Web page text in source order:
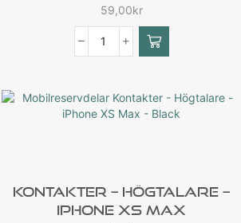
59,00kr
Kontakter – Högtalare –
IPhone XS Max